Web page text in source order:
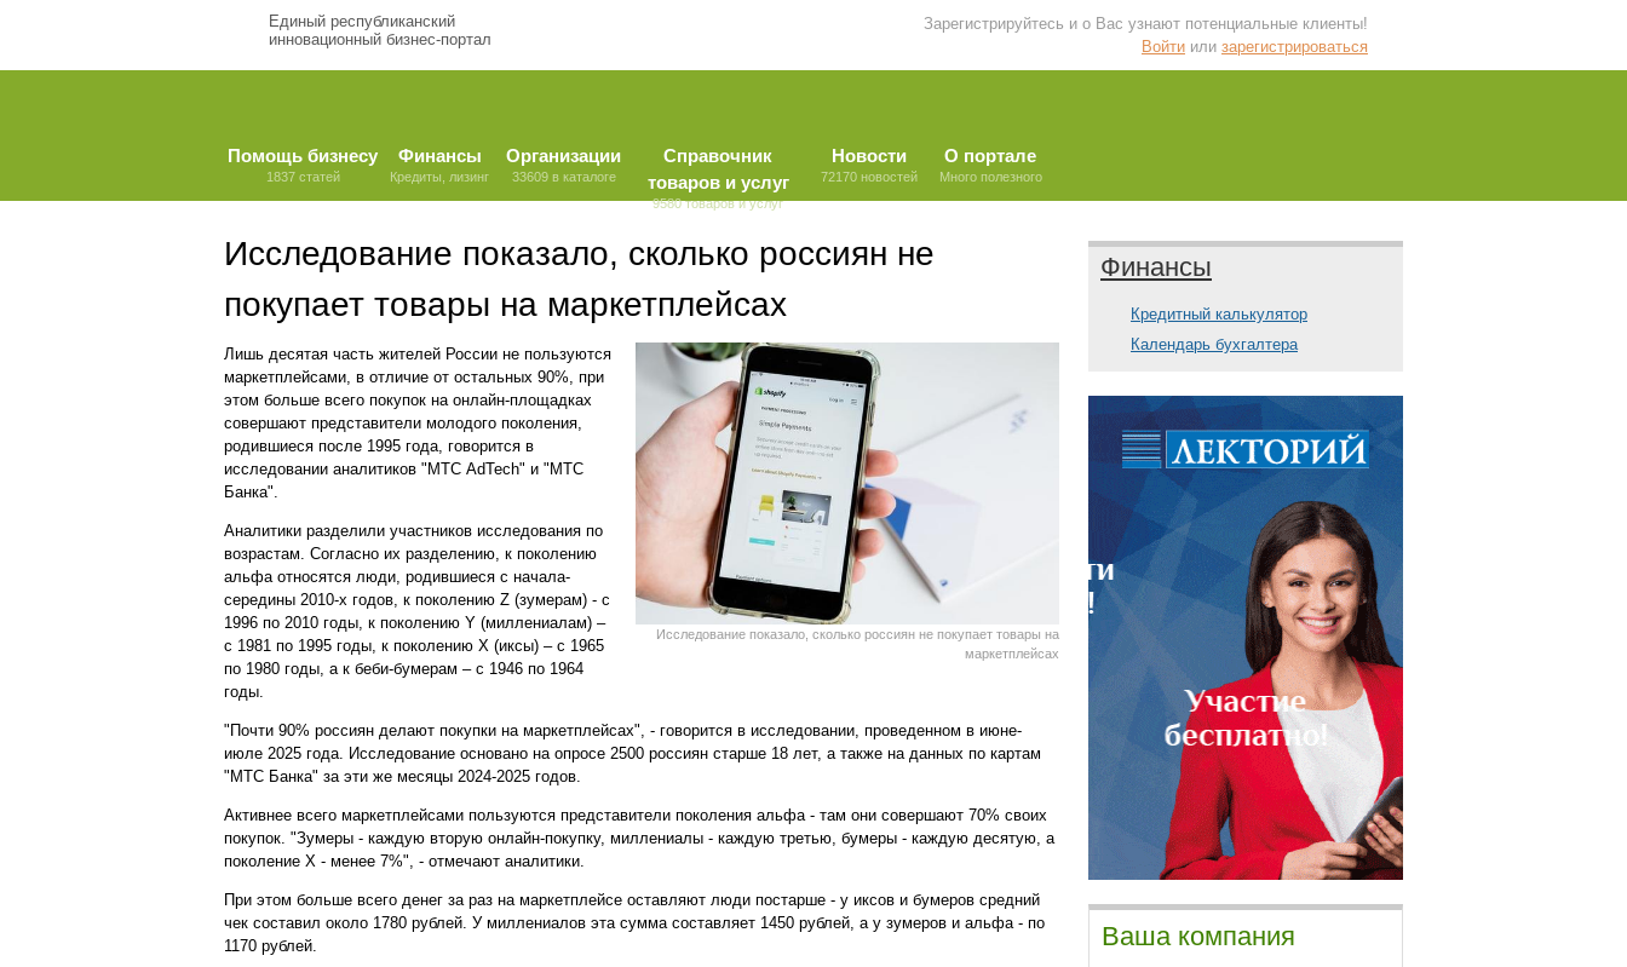
Единый республиканский
инновационный бизнес-портал
Зарегистрируйтесь и о Вас узнают потенциальные клиенты!
Войти или зарегистрироваться
Помощь бизнесу
1837 статей
Финансы
Кредиты, лизинг
Организации
33609 в каталоге
Справочник
товаров и услуг
9580 товаров и услуг
Новости
72170 новостей
О портале
Много полезного
Исследование показало, сколько россиян не
покупает товары на маркетплейсах
Исследование показало, сколько россиян не покупает товары на
маркетплейсах
Лишь десятая часть жителей России не пользуются
маркетплейсами, в отличие от остальных 90%, при
этом больше всего покупок на онлайн-площадках
совершают представители молодого поколения,
родившиеся после 1995 года, говорится в
исследовании аналитиков "МТС AdTech" и "МТС
Банка".
Аналитики разделили участников исследования по
возрастам. Согласно их разделению, к поколению
альфа относятся люди, родившиеся с начала-
середины 2010-х годов, к поколению Z (зумерам) - с
1996 по 2010 годы, к поколению Y (миллениалам) –
с 1981 по 1995 годы, к поколению X (иксы) – с 1965
по 1980 годы, а к беби-бумерам – с 1946 по 1964
годы.
"Почти 90% россиян делают покупки на маркетплейсах", - говорится в исследовании, проведенном в июне-
июле 2025 года. Исследование основано на опросе 2500 россиян старше 18 лет, а также на данных по картам
"МТС Банка" за эти же месяцы 2024-2025 годов.
Активнее всего маркетплейсами пользуются представители поколения альфа - там они совершают 70% своих
покупок. "Зумеры - каждую вторую онлайн-покупку, миллениалы - каждую третью, бумеры - каждую десятую, а
поколение Х - менее 7%", - отмечают аналитики.
При этом больше всего денег за раз на маркетплейсе оставляют люди постарше - у иксов и бумеров средний
чек составил около 1780 рублей. У миллениалов эта сумма составляет 1450 рублей, а у зумеров и альфа - по
1170 рублей.
Финансы
Кредитный калькулятор
Календарь бухгалтера
Ваша компания